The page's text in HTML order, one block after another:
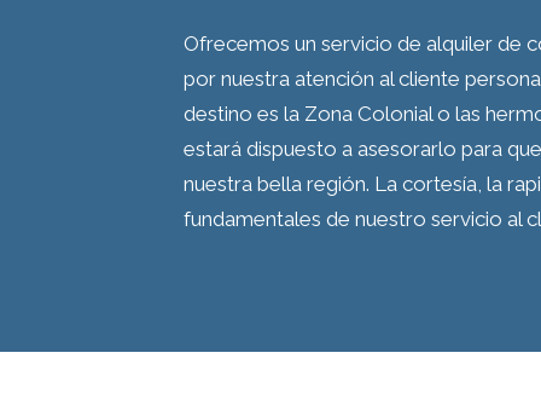
Ofrecemos un servicio de alquiler de
por nuestra atención al cliente
destino es la Zona Colonial o las
estará dispuesto a asesorarlo para
nuestra bella región. La cortesía, la
fundamentales de nuestro servicio al